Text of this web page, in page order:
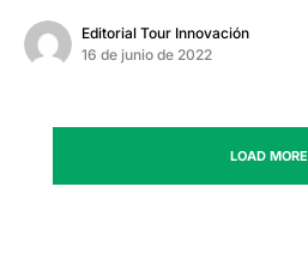
Editorial Tour Innovación
16 de junio de 2022
LOAD MORE